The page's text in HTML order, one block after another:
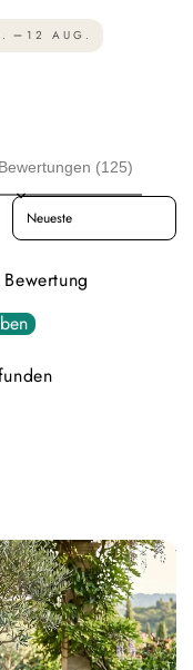
12 AUG.
(125)
Sort reviews by